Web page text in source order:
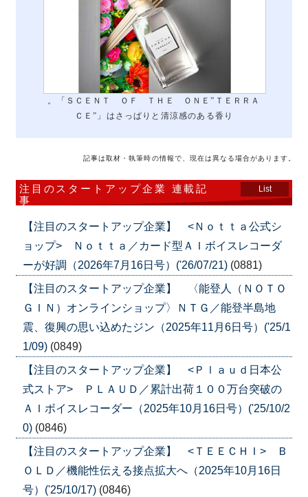
。「ＳＣＥＮＴ ＯＦ ＴＨＥ ＯＮＥ”ＴＥＲＲＡ
ＣＥ”」はさっぱりと清涼感のある香り
記事は取材・執筆時の情報で、現在は異なる場合があります。
注目のスタートアップ企業 連載記
事
List
【注目のスタートアップ企業】 <Ｎｏｔｔａ公式シ
ョップ> Ｎｏｔｔａ／カード型ＡＩボイスレコーダ
ーが好調（2026年7月16日号）('26/07/21) (0881)
【注目のスタートアップ企業】 〈能登人（ＮＯＴＯ
ＧＩＮ）オンラインショップ〉ＮＴＧ／能登半島地
震、復興の思い込めたジン（2025年11月6日号）('25/1
1/09) (0849)
【注目のスタートアップ企業】 <Ｐｌａｕｄ日本公
式ストア> ＰＬＡＵＤ／累計出荷１００万台突破の
ＡＩボイスレコーダー（2025年10月16日号）('25/10/2
0) (0846)
【注目のスタートアップ企業】 <ＴＥＥＣＨＩ> Ｂ
ＯＬＤ／機能性伝える接点拡大へ（2025年10月16日
号）('25/10/17) (0846)